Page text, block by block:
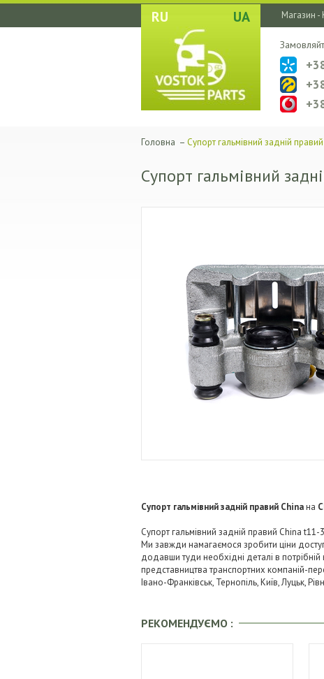
RU UA Магазин -
Головна – Супорт гальмівний задній
Супорт гальмівний
Супорт гальмівний задній правий Chinaна
Супорт гальмівний задній правий China
Ми завжди намагаємося зробити ціни
додавши туди необхідні деталі в потрібній
представництва транспортних компаній-
Івано-Франківськ, Тернопіль, Київ, Луцьк,
РЕКОМЕНДУЄМО :